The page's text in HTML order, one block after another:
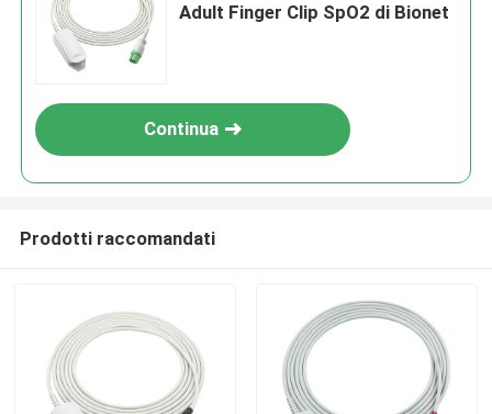
Adult Finger Clip SpO2 di Bionet
Continua
Prodotti raccomandati